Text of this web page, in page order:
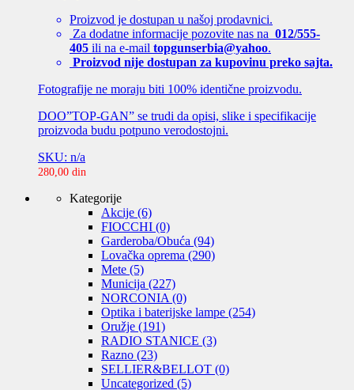
Proizvod je dostupan u našoj prodavnici.
Za dodatne informacije pozovite nas na 012/555-
405 ili na e-mail topgunserbia@yahoo.
Proizvod nije dostupan za kupovinu preko sajta.
Fotografije ne moraju biti 100% identične proizvodu.
DOO”TOP-GAN” se trudi da opisi, slike i specifikacije
proizvoda budu potpuno verodostojni.
SKU: n/a
280,00 din
Kategorije
Akcije (6)
FIOCCHI (0)
Garderoba/Obuća (94)
Lovačka oprema (290)
Mete (5)
Municija (227)
NORCONIA (0)
Optika i baterijske lampe (254)
Oružje (191)
RADIO STANICE (3)
Razno (23)
SELLIER&BELLOT (0)
Uncategorized (5)